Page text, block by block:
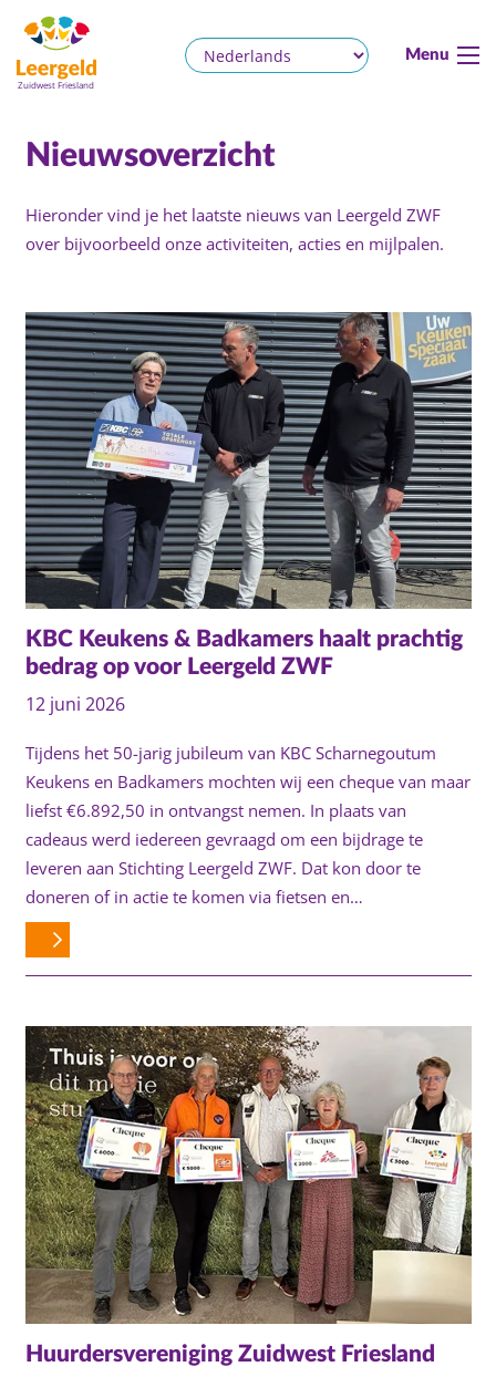
Menu
Nieuwsoverzicht
Hieronder vind je het laatste nieuws van Leergeld ZWF
over bijvoorbeeld onze activiteiten, acties en mijlpalen.
KBC Keukens & Badkamers haalt prachtig
bedrag op voor Leergeld ZWF
12 juni 2026
Tijdens het 50-jarig jubileum van KBC Scharnegoutum
Keukens en Badkamers mochten wij een cheque van maar
liefst €6.892,50 in ontvangst nemen. In plaats van
cadeaus werd iedereen gevraagd om een bijdrage te
leveren aan Stichting Leergeld ZWF. Dat kon door te
doneren of in actie te komen via fietsen en…
Huurdersvereniging Zuidwest Friesland